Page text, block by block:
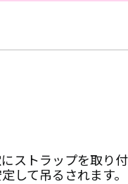
トラップを取り付
して吊るされます